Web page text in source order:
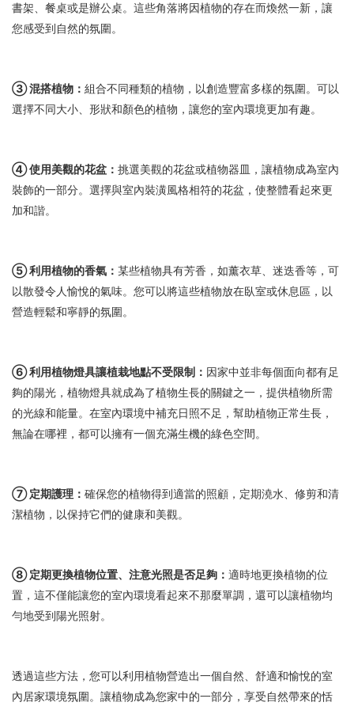
書架、餐桌或是辦公桌。這些角落將因植物的存在而煥然一新，讓
您感受到自然的氛圍。
③ 混搭植物： 組合不同種類的植物，以創造豐富多樣的氛圍。可以
選擇不同大小、形狀和顏色的植物，讓您的室內環境更加有趣。
④ 使用美觀的花盆： 挑選美觀的花盆或植物器皿，讓植物成為室內
裝飾的一部分。選擇與室內裝潢風格相符的花盆，使整體看起來更
加和諧。
⑤ 利用植物的香氣： 某些植物具有芳香，如薰衣草、迷迭香等，可
以散發令人愉悅的氣味。您可以將這些植物放在臥室或休息區，以
營造輕鬆和寧靜的氛圍。
⑥ 利用植物燈具讓植栽地點不受限制： 因家中並非每個面向都有足
夠的陽光，植物燈具就成為了植物生長的關鍵之一，提供植物所需
的光線和能量。在室內環境中補充日照不足，幫助植物正常生長，
無論在哪裡，都可以擁有一個充滿生機的綠色空間。
⑦ 定期護理： 確保您的植物得到適當的照顧，定期澆水、修剪和清
潔植物，以保持它們的健康和美觀。
⑧ 定期更換植物位置、注意光照是否足夠： 適時地更換植物的位
置，這不僅能讓您的室內環境看起來不那麼單調，還可以讓植物均
勻地受到陽光照射。
透過這些方法，您可以利用植物營造出一個自然、舒適和愉悅的室
內居家環境氛圍。讓植物成為您家中的一部分，享受自然帶來的恬